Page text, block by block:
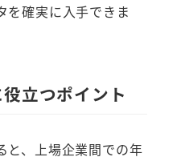
を確実に入手できま
立つポイント
と、上場企業間での年